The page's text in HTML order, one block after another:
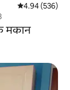
औसत रेटिंग 5 में से
4.94 (536)
मकान